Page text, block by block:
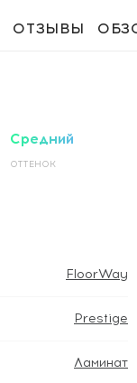
ОТЗЫВЫ
Средний
ОТТЕНОК
FloorWay
Prestige
Ламинат